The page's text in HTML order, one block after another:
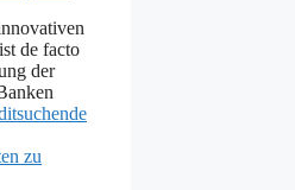
de facto
der
zu